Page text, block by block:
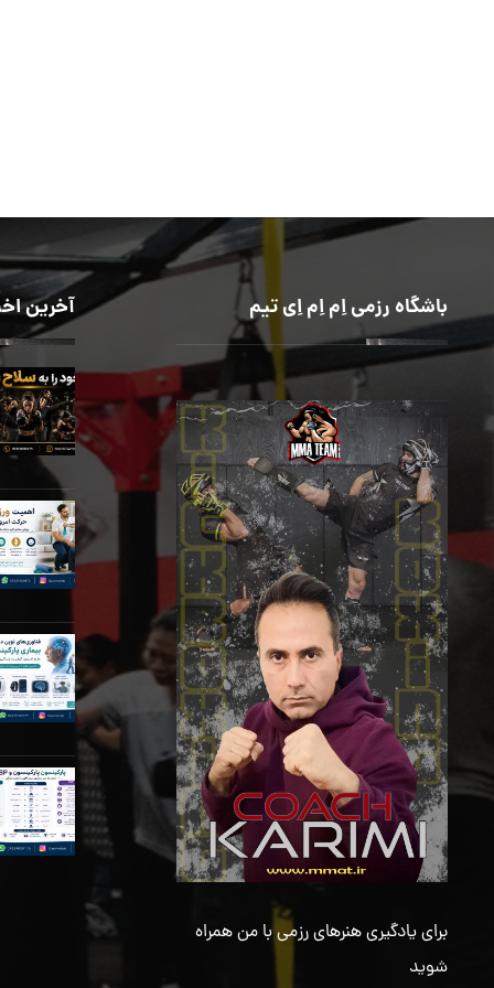
باشگاه رزمی اِم اِم اِی تیم
برای یادگیری هنرهای رزمی با من همراه
شوید
آخرین